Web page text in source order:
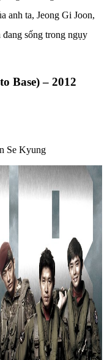
anh ta, Jeong Gi Joon,
sống trong ngụy
Base) – 2012
Se Kyung